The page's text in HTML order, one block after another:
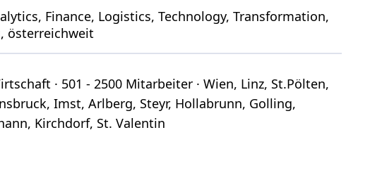
Finance, Logistics, Technology, Transformation,
österreichweit
· 501 - 2500 Mitarbeiter · Wien, Linz, St.Pölten,
Imst, Arlberg, Steyr, Hollabrunn, Golling,
Kirchdorf, St. Valentin